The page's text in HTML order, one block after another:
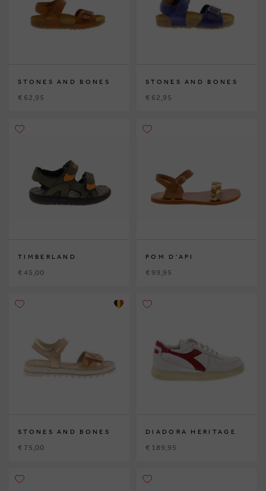
STONES AND BONES
€ 62,95
STONES AND BONES
€ 62,95
TIMBERLAND
€ 45,00
POM D'API
€ 99,95
STONES AND BONES
€ 75,00
DIADORA HERITAGE
€ 189,95